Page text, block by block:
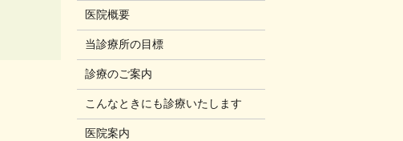
医院概要
当診療所の目標
診療のご案内
こんなときにも診療いたします
医院案内